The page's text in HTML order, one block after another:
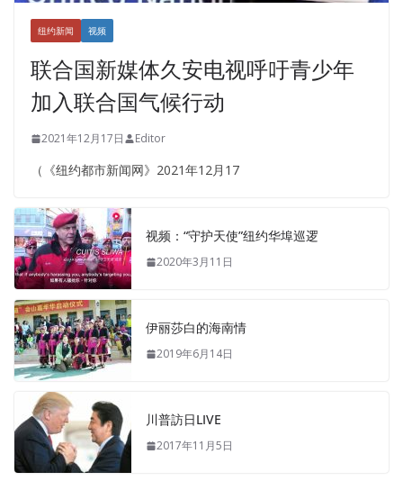
纽约新闻 视频
联合国新媒体久安电视呼吁青少年
加入联合国气候行动
2021年12月17日 Editor
（《纽约都市新闻网》2021年12月17
视频：“守护天使”纽约华埠巡逻
2020年3月11日
伊丽莎白的海南情
2019年6月14日
川普訪日LIVE
2017年11月5日